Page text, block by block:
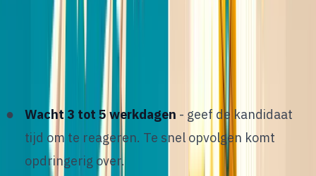
stoppen de meeste recruiters na een enkel bericht.
Een effectieve follow-up strategie is het verschil
tussen een volle en een lege pipeline.
Wacht 3 tot 5 werkdagen - geef de kandidaat
tijd om te reageren. Te snel opvolgen komt
opdringerig over.